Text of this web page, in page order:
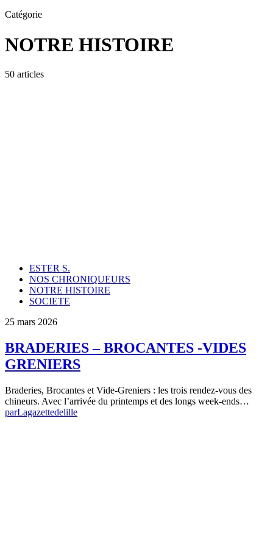
Catégorie
NOTRE HISTOIRE
50 articles
ESTER S.
NOS CHRONIQUEURS
NOTRE HISTOIRE
SOCIETE
25 mars 2026
BRADERIES – BROCANTES -VIDES
GRENIERS
Braderies, Brocantes et Vide-Greniers : les trois rendez-vous des
chineurs. Avec l’arrivée du printemps et des longs week-ends…
parLagazettedelille